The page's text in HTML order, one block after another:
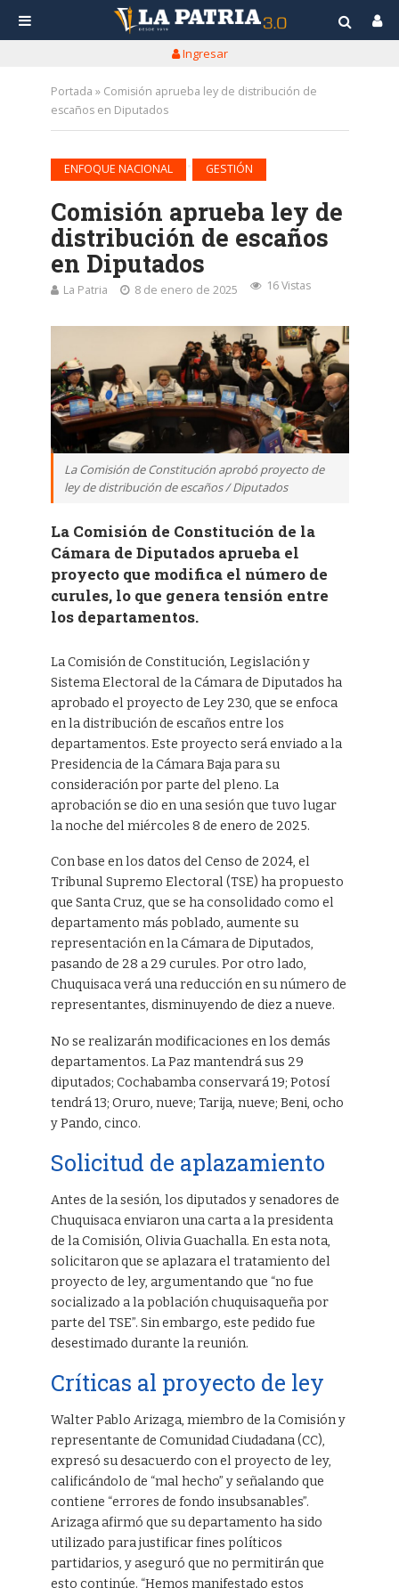
Ingresar
Portada » Comisión aprueba ley de distribución de
escaños en Diputados
ENFOQUE NACIONAL GESTIÓN
Comisión aprueba ley de
distribución de escaños
en Diputados
La Patria 8 de enero de 2025 16 Vistas
La Comisión de Constitución aprobó proyecto de
ley de distribución de escaños / Diputados
La Comisión de Constitución de la
Cámara de Diputados aprueba el
proyecto que modifica el número de
curules, lo que genera tensión entre
los departamentos.
La Comisión de Constitución, Legislación y
Sistema Electoral de la Cámara de Diputados ha
aprobado el proyecto de Ley 230, que se enfoca
en la distribución de escaños entre los
departamentos. Este proyecto será enviado a la
Presidencia de la Cámara Baja para su
consideración por parte del pleno. La
aprobación se dio en una sesión que tuvo lugar
la noche del miércoles 8 de enero de 2025.
Con base en los datos del Censo de 2024, el
Tribunal Supremo Electoral (TSE) ha propuesto
que Santa Cruz, que se ha consolidado como el
departamento más poblado, aumente su
representación en la Cámara de Diputados,
pasando de 28 a 29 curules. Por otro lado,
Chuquisaca verá una reducción en su número de
representantes, disminuyendo de diez a nueve.
No se realizarán modificaciones en los demás
departamentos. La Paz mantendrá sus 29
diputados; Cochabamba conservará 19; Potosí
tendrá 13; Oruro, nueve; Tarija, nueve; Beni, ocho
y Pando, cinco.
Solicitud de aplazamiento
Antes de la sesión, los diputados y senadores de
Chuquisaca enviaron una carta a la presidenta
de la Comisión, Olivia Guachalla. En esta nota,
solicitaron que se aplazara el tratamiento del
proyecto de ley, argumentando que “no fue
socializado a la población chuquisaqueña por
parte del TSE”. Sin embargo, este pedido fue
desestimado durante la reunión.
Críticas al proyecto de ley
Walter Pablo Arizaga, miembro de la Comisión y
representante de Comunidad Ciudadana (CC),
expresó su desacuerdo con el proyecto de ley,
calificándolo de “mal hecho” y señalando que
contiene “errores de fondo insubsanables”.
Arizaga afirmó que su departamento ha sido
utilizado para justificar fines políticos
partidarios, y aseguró que no permitirán que
esto continúe. “Hemos manifestado estos